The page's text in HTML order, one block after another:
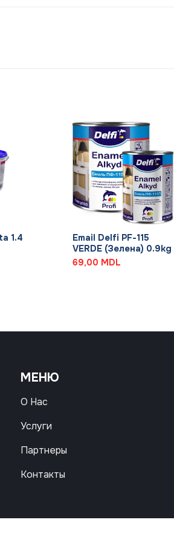
1.4
+
Email Delfi PF-115
VERDE (Зелена) 0.9kg
69,00 MDL
МЕНЮ
О Нас
Услуги
Партнеры
Контакты